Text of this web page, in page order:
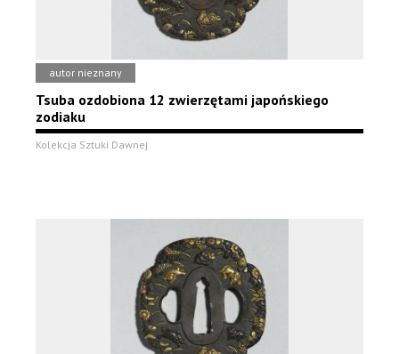
autor nieznany
Tsuba ozdobiona 12 zwierzętami japońskiego
zodiaku
Kolekcja Sztuki Dawnej